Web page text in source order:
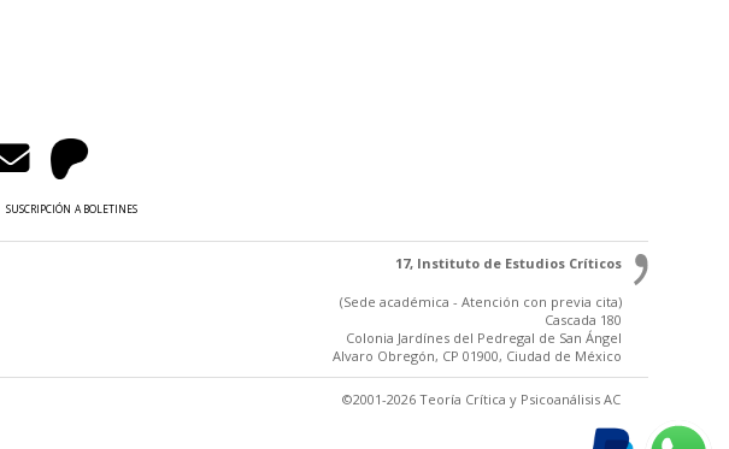
SUSCRIPCIÓN A BOLETINES
17, Instituto de Estudios Críticos
(Sede académica - Atención con previa cita)
Cascada 180
Colonia Jardínes del Pedregal de San Ángel
Alvaro Obregón, CP 01900, Ciudad de México
©2001-2026 Teoría Crítica y Psicoanálisis AC